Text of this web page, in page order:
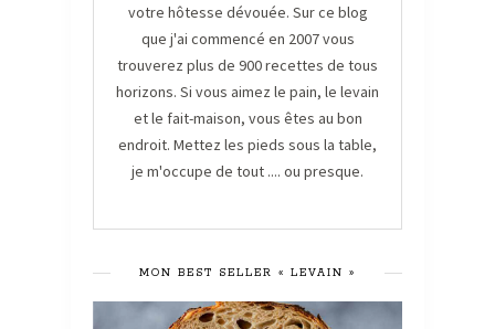
votre hôtesse dévouée. Sur ce blog
que j'ai commencé en 2007 vous
trouverez plus de 900 recettes de tous
horizons. Si vous aimez le pain, le levain
et le fait-maison, vous êtes au bon
endroit. Mettez les pieds sous la table,
je m'occupe de tout .... ou presque.
MON BEST SELLER « LEVAIN »